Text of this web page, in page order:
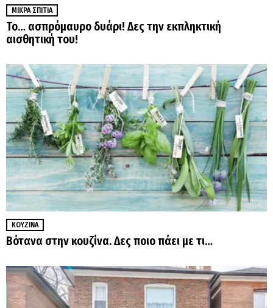
ΜΙΚΡΆ ΣΠΊΤΙΑ
Το… ασπρόμαυρο δυάρι! Δες την εκπληκτική
αισθητική του!
ΚΟΥΖΊΝΑ
Βότανα στην κουζίνα. Δες ποιο πάει με τι…